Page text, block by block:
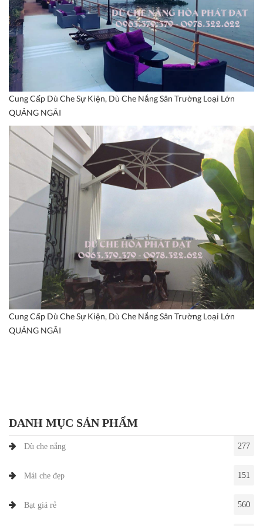
Cung Cấp Dù Che Sự Kiện, Dù Che Nắng Sân Trường Loại Lớn
QUẢNG NGÃI
Cung Cấp Dù Che Sự Kiện, Dù Che Nắng Sân Trường Loại Lớn
QUẢNG NGÃI
DANH MỤC SẢN PHẨM
Dù che nắng 277
Mái che đẹp 151
Bạt giá rẻ 560